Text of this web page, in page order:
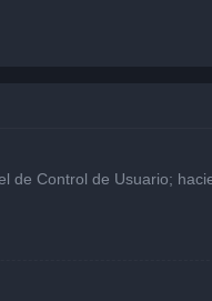
de Control de Usuario;